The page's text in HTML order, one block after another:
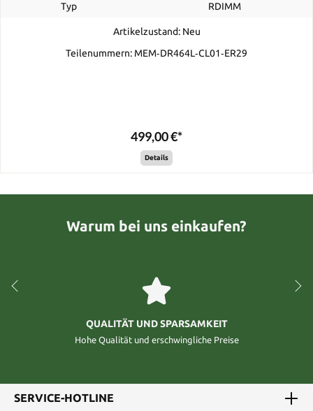
Typ
RDIMM
Artikelzustand: Neu
Teilenummern: MEM‐DR464L‐CL01‐ER29
499,00 €*
Details
Warum bei uns einkaufen?
QUALITÄT UND SPARSAMKEIT
Hohe Qualität und erschwingliche Preise
SERVICE-HOTLINE